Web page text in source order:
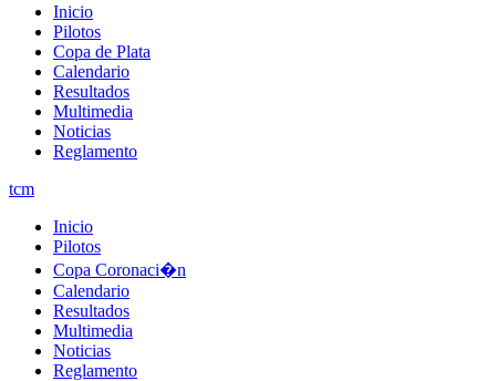
Inicio
Pilotos
Copa de Plata
Calendario
Resultados
Multimedia
Noticias
Reglamento
tcm
Inicio
Pilotos
Copa Coronaci�n
Calendario
Resultados
Multimedia
Noticias
Reglamento